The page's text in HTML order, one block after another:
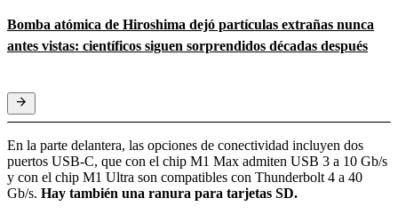
Bomba atómica de Hiroshima dejó partículas extrañas nunca
antes vistas: científicos siguen sorprendidos décadas después
En la parte delantera, las opciones de conectividad incluyen dos
puertos USB-C, que con el chip M1 Max admiten USB 3 a 10 Gb/s
y con el chip M1 Ultra son compatibles con Thunderbolt 4 a 40
Gb/s. Hay también una ranura para tarjetas SD.